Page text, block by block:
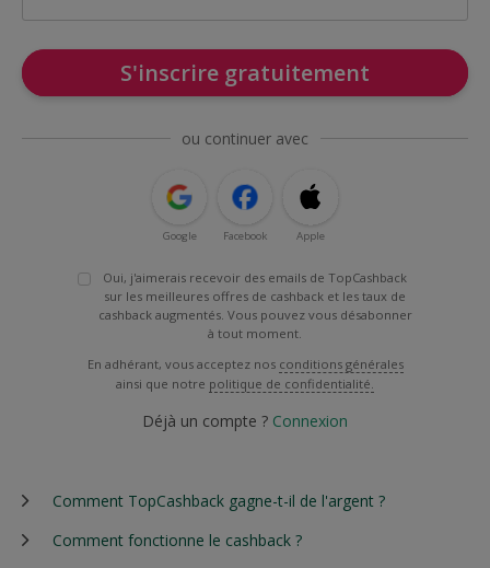
S'inscrire gratuitement
ou continuer avec
Google Facebook Apple
Oui, j'aimerais recevoir des emails de TopCashback
sur les meilleures offres de cashback et les taux de
cashback augmentés. Vous pouvez vous désabonner
à tout moment.
En adhérant, vous acceptez nos conditions générales
ainsi que notre politique de confidentialité.
Déjà un compte ? Connexion
Comment TopCashback gagne-t-il de l'argent ?
Comment fonctionne le cashback ?